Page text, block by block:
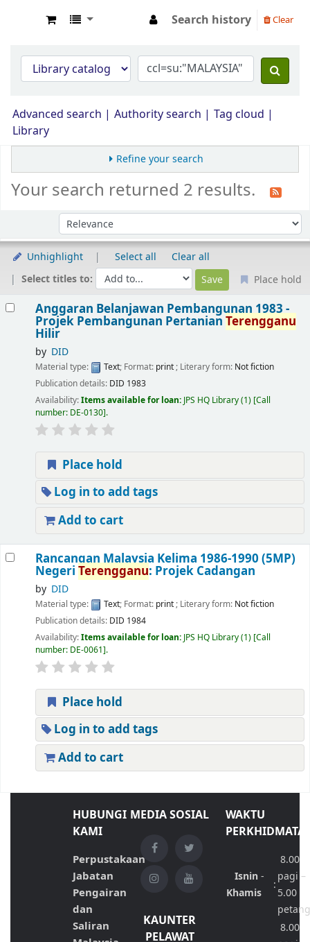
Search history Clear
Advanced search Authority search
Tag cloud
Library
Refine your search
Your search returned 2 results.
Sort by:
Unhighlight Select all
Clear all
Select titles to:
Place hold
Anggaran Belanjawan Pembangunan 1983 -
Projek Pembangunan PertanianTerengganu
Hilir
by DID
Material type: Text; Format: print; Literary form: Not fiction
Publication details: DID 1983
Availability:Items available for loan: JPS HQ Library(1) Call
number: DE-0130 .
Place hold
Log in to add tags
Add to cart
Rancangan Malaysia Kelima 1986-1990 (5MP)
NegeriTerengganu: Projek Cadangan
by DID
Material type: Text; Format: print; Literary form: Not fiction
Publication details: DID 1984
Availability:Items available for loan: JPS HQ Library(1) Call
number: DE-0061 .
Place hold
Log in to add tags
Add to cart
HUBUNGI
KAMI
Perpustakaan
Jabatan
Pengairan
dan
Saliran
MEDIA SOSIAL
KAUNTER
PELAWAT
WAKTU
Isnin-
Khamis
:
8.00
pagi –
5.00
8.00